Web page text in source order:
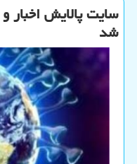
سایت پالایش اخبار و
شد